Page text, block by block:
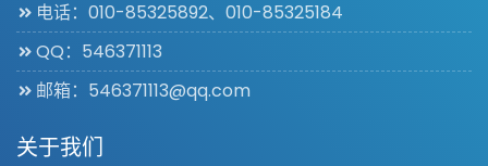
电话：010-85325892、010-85325184
QQ：546371113
邮箱：546371113@qq.com
关于我们